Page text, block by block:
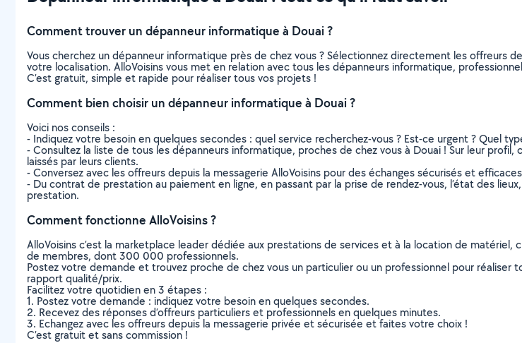
Comment trouver un dépanneur informatique à Douai ?
Vous cherchez un dépanneur informatique près de chez vous ? Sélectionnez directement les
votre localisation. AlloVoisins vous met en relation avec tous les dépanneurs informatique,
C’est gratuit, simple et rapide pour réaliser tous vos projets !
Comment bien choisir un dépanneur informatique à Douai ?
Voici nos conseils :
- Indiquez votre besoin en quelques secondes : quel service recherchez-vous ? Est-ce urgent ? Quel
- Consultez la liste de tous les dépanneurs informatique, proches de chez vous à Douai ! Sur leur
laissés par leurs clients.
- Conversez avec les offreurs depuis la messagerie AlloVoisins pour des échanges sécurisés et
- Du contrat de prestation au paiement en ligne, en passant par la prise de rendez-vous, l’état des
prestation.
Comment fonctionne AlloVoisins ?
AlloVoisins c’est la marketplace leader dédiée aux prestations de services et à la location de
de membres, dont 300 000 professionnels.
Postez votre demande et trouvez proche de chez vous un particulier ou un professionnel pour
rapport qualité/prix.
Facilitez votre quotidien en 3 étapes :
1. Postez votre demande : indiquez votre besoin en quelques secondes.
2. Recevez des réponses d’offreurs particuliers et professionnels en quelques minutes.
3. Echangez avec les offreurs depuis la messagerie privée et sécurisée et faites votre choix !
C’est gratuit et sans commission !